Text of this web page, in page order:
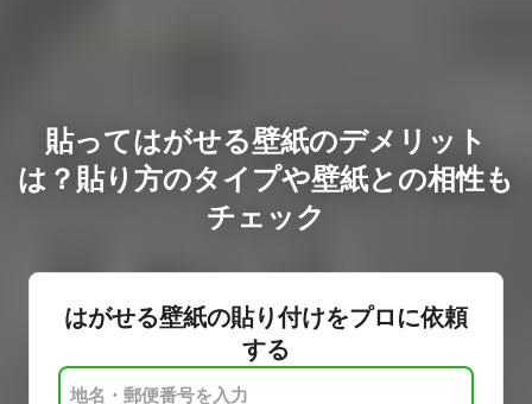
貼ってはがせる壁紙のデメリット
は？貼り方のタイプや壁紙との相性も
チェック
はがせる壁紙の貼り付けをプロに依頼
する